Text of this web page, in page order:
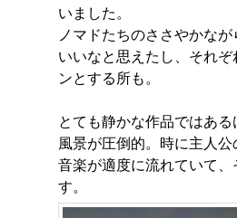
いました。
ノマドたちのささやかな
いいなと思えたし、それ
ンとする所も。
とても静かな作品ではあ
風景が圧倒的。時に主人公
音楽が適度に流れていて
す。